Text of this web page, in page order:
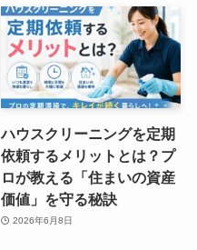
ハウスクリーニングを定期
依頼するメリットとは？プ
ロが教える「住まいの資産
価値」を守る秘訣
2026年6月8日